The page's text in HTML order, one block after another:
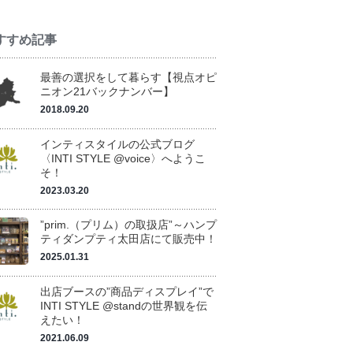
すめ記事
最善の選択をして暮らす【視点オピ
ニオン21バックナンバー】
2018.09.20
インティスタイルの公式ブログ
〈INTI STYLE @voice〉へようこ
そ！
2023.03.20
”prim.（プリム）の取扱店”～ハンプ
ティダンプティ太田店にて販売中！
2025.01.31
出店ブースの”商品ディスプレイ”で
INTI STYLE @standの世界観を伝
えたい！
2021.06.09